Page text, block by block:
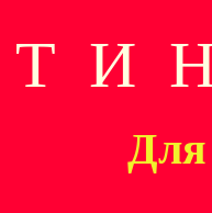
Т И
Для